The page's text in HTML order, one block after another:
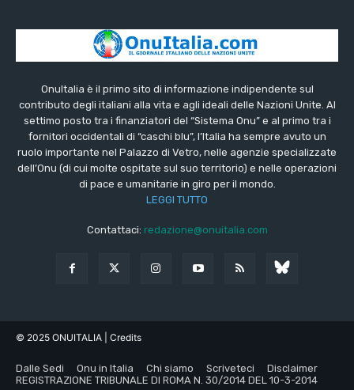
OnuItalia è il primo sito di informazione indipendente sul
contributo degli italiani alla vita e agli ideali delle Nazioni Unite. Al
settimo posto tra i finanziatori del “Sistema Onu” e al primo tra i
fornitori occidentali di “caschi blu”, l’Italia ha sempre avuto un
ruolo importante nel Palazzo di Vetro, nelle agenzie specializzate
dell’Onu (di cui molte ospitate sul suo territorio) e nelle operazioni
di pace e umanitarie in giro per il mondo.
LEGGI TUTTO
Contattaci: redazione@onuitalia.com
© 2025 ONUITALIA | Credits
Dalle Sedi Onu in Italia Chi siamo Scriveteci
Disclaimer
REGISTRAZIONE TRIBUNALE DI ROMA N. 30/2014 DEL 10-3-2014